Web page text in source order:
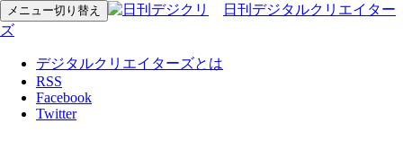
メニュー切り替え
日刊デジタルクリエイター
ズ
デジタルクリエイターズとは
RSS
Facebook
Twitter